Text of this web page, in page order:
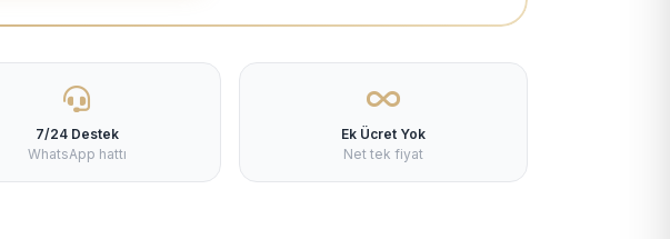
7/24 Destek
WhatsApp hattı
Ek Ücret Yok
Net tek fiyat